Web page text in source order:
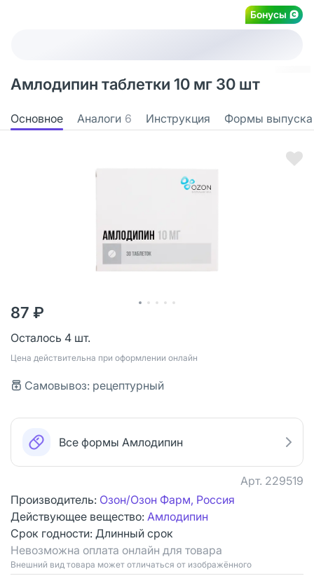
Бонусы
Амлодипин таблетки 10 мг 30 шт
Основное Аналоги 6 Инструкция Формы выпуска
87 ₽
Осталось 4 шт.
Цена действительна при оформлении онлайн
Самовывоз: рецептурный
Все формы Амлодипин
Арт. 229519
Производитель: Озон/Озон Фарм, Россия
Действующее вещество: Амлодипин
Срок годности: Длинный срок
Невозможна оплата онлайн для товара
Bнешний вид товара может отличаться от изображённого